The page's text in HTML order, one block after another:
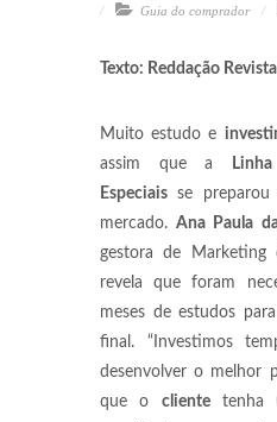
Guia do comprador
Texto: Reddação
Muito estudo e
assim que a
Especiais se
mercado.Ana Paula
gestora de Marketing
revela que foram
meses de estudos
final. “Investimos
desenvolver o melhor
que o clientetenha